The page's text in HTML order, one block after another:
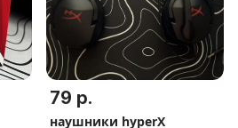
79 р.
наушники hyperX